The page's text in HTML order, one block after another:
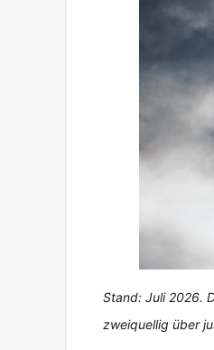
Stand: Juli 2026.
zweiquellig über